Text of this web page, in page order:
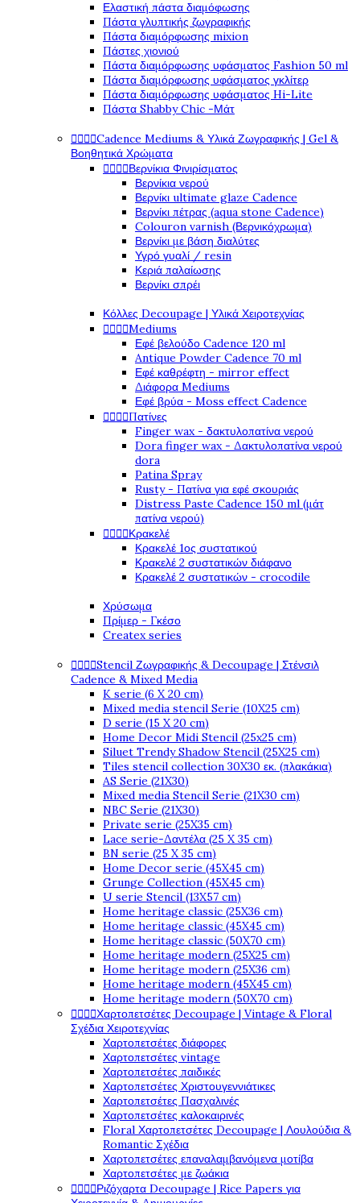
Ελαστική πάστα διαμόφωσης
Πάστα γλυπτικής ζωγραφικής
Πάστα διαμόρφωσης mixion
Πάστες χιονιού
Πάστα διαμόρφωσης υφάσματος Fashion 50 ml
Πάστα διαμόρφωσης υφάσματος γκλίτερ
Πάστα διαμόρφωσης υφάσματος Hi-Lite
Πάστα Shabby Chic -Μάτ
Cadence Mediums & Υλικά Ζωγραφικής | Gel &
Βοηθητικά Χρώματα
Βερνίκια Φινιρίσματος
Βερνίκια νερού
Βερνίκι ultimate glaze Cadence
Βερνίκι πέτρας (aqua stone Cadence)
Colouron varnish (Βερνικόχρωμα)
Βερνίκι με βάση διαλύτες
Υγρό γυαλί / resin
Κεριά παλαίωσης
Βερνίκι σπρέι
Κόλλες Decoupage | Υλικά Χειροτεχνίας
Mediums
Εφέ βελούδο Cadence 120 ml
Antique Powder Cadence 70 ml
Εφέ καθρέφτη - mirror effect
Διάφορα Mediums
Εφέ βρύα - Moss effect Cadence
Πατίνες
Finger wax - δακτυλοπατίνα νερού
Dora finger wax - Δακτυλοπατίνα νερού
dora
Patina Spray
Rusty - Πατίνα για εφέ σκουριάς
Distress Paste Cadence 150 ml (μάτ
πατίνα νερού)
Κρακελέ
Κρακελέ 1ος συστατικού
Κρακελέ 2 συστατικών διάφανο
Κρακελέ 2 συστατικών - crocodile
Χρύσωμα
Πρίμερ - Γκέσο
Createx series
Stencil Ζωγραφικής & Decoupage | Στένσιλ
Cadence & Mixed Media
K serie (6 X 20 cm)
Mixed media stencil Serie (10X25 cm)
D serie (15 X 20 cm)
Home Decor Midi Stencil (25x25 cm)
Siluet Trendy Shadow Stencil (25X25 cm)
Tiles stencil collection 30X30 εκ. (πλακάκια)
AS Serie (21X30)
Mixed media Stencil Serie (21X30 cm)
NBC Serie (21X30)
Private serie (25X35 cm)
Lace serie-Δαντέλα (25 X 35 cm)
BN serie (25 X 35 cm)
Home Decor serie (45X45 cm)
Grunge Collection (45X45 cm)
U serie Stencil (13X57 cm)
Home heritage classic (25X36 cm)
Home heritage classic (45X45 cm)
Home heritage classic (50X70 cm)
Home heritage modern (25X25 cm)
Home heritage modern (25X36 cm)
Home heritage modern (45X45 cm)
Home heritage modern (50X70 cm)
Χαρτοπετσέτες Decoupage | Vintage & Floral
Σχέδια Χειροτεχνίας
Χαρτοπετσέτες διάφορες
Χαρτοπετσέτες vintage
Χαρτοπετσέτες παιδικές
Χαρτοπετσέτες Χριστουγεννιάτικες
Χαρτοπετσέτες Πασχαλινές
Χαρτοπετσέτες καλοκαιρινές
Floral Χαρτοπετσέτες Decoupage | Λουλούδια &
Romantic Σχέδια
Χαρτοπετσέτες επαναλαμβανόμενα μοτίβα
Χαρτοπετσέτες με ζωάκια
Ριζόχαρτα Decoupage | Rice Papers για